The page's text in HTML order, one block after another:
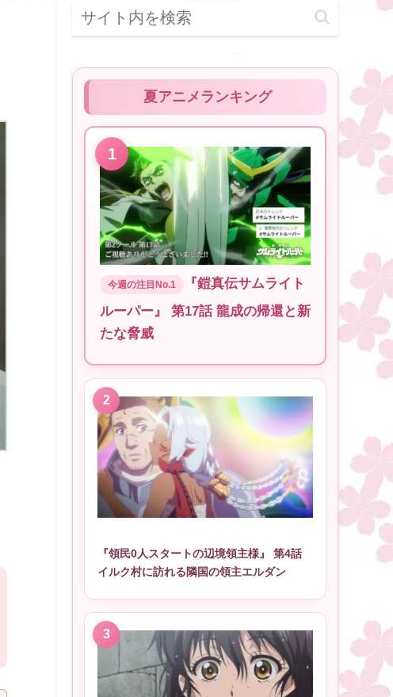
夏アニメランキング
『鎧真伝サムライト
ルーパー』 第17話 龍成の帰還と新
たな脅威
『領民0人スタートの辺境領主様』 第4話
イルク村に訪れる隣国の領主エルダン